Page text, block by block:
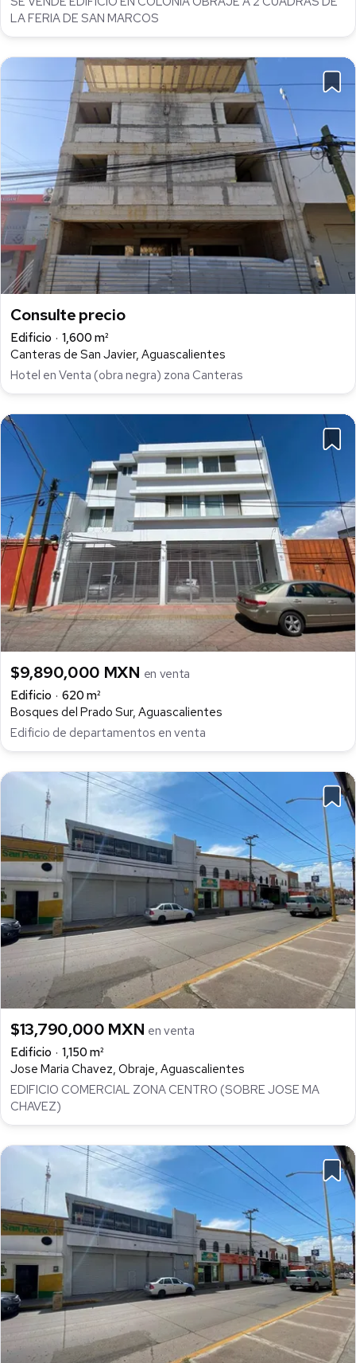
LA FERIA DE SAN MARCOS
Consulte precio
Edificio
1,600 m²
Canteras de San Javier, Aguascalientes
Hotel en Venta (obra negra) zona Canteras
$9,890,000 MXN en venta
Edificio
620 m²
Bosques del Prado Sur, Aguascalientes
Edificio de departamentos en venta
$13,790,000 MXN en venta
Edificio
1,150 m²
Jose Maria Chavez, Obraje, Aguascalientes
EDIFICIO COMERCIAL ZONA CENTRO (SOBRE JOSE MA
CHAVEZ)